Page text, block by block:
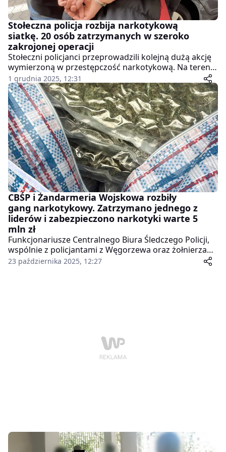
Stołeczna policja rozbija narkotykową
siatkę. 20 osób zatrzymanych w szeroko
zakrojonej operacji
Stołeczni policjanci przeprowadzili kolejną dużą akcję
wymierzoną w przestępczość narkotykową. Na terenie
Warszawy i Mazowsza zatrzymano 20 osób, które
mają odpowiadać za posiadanie, udzielanie oraz
wprowadzanie do obrotu znacznych ilości środków
odurzających. To efekt wielomiesięcznej,
wielowątkowej pracy funkcjonariuszy oraz
prokuratury
1 grudnia 2025, 12:31
CBŚP i Żandarmeria Wojskowa rozbiły
gang narkotykowy. Zatrzymano jednego z
liderów i zabezpieczono narkotyki warte 5
mln zł
Funkcjonariusze Centralnego Biura Śledczego Policji,
wspólnie z policjantami z Węgorzewa oraz żołnierzami
Żandarmerii Wojskowej, przeprowadzili kolejną akcję
23 października 2025, 12:27